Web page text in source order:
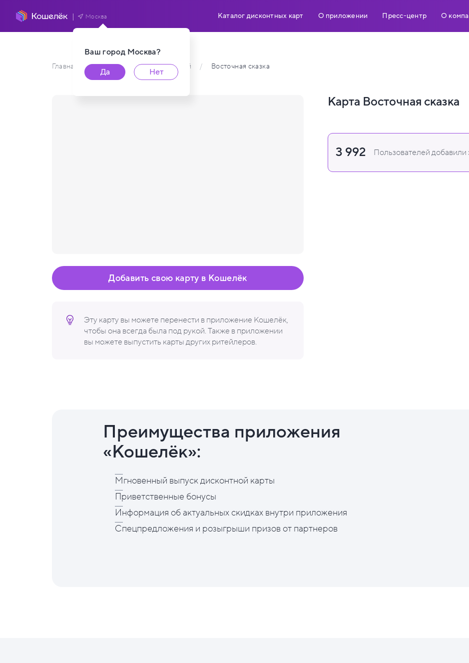
Ваш город Москва?
Да
Нет
Москва Каталог дисконтных карт О приложении Пресс-центр О
Главная / Каталог карт пользователей / Восточная сказка
Эту карту вы можете перенести в приложение Кошелёк,
чтобы она всегда была под рукой. Также в приложении
вы можете выпустить карты других ритейлеров.
Добавить свою карту в Кошелёк
Карта Восточная сказка
3 992 Пользователей добавили
Преимущества приложения
«Кошелёк»:
Мгновенный выпуск дисконтной карты
Приветственные бонусы
Информация об актуальных скидках внутри приложения
Спецпредложения и розыгрыши призов от партнеров